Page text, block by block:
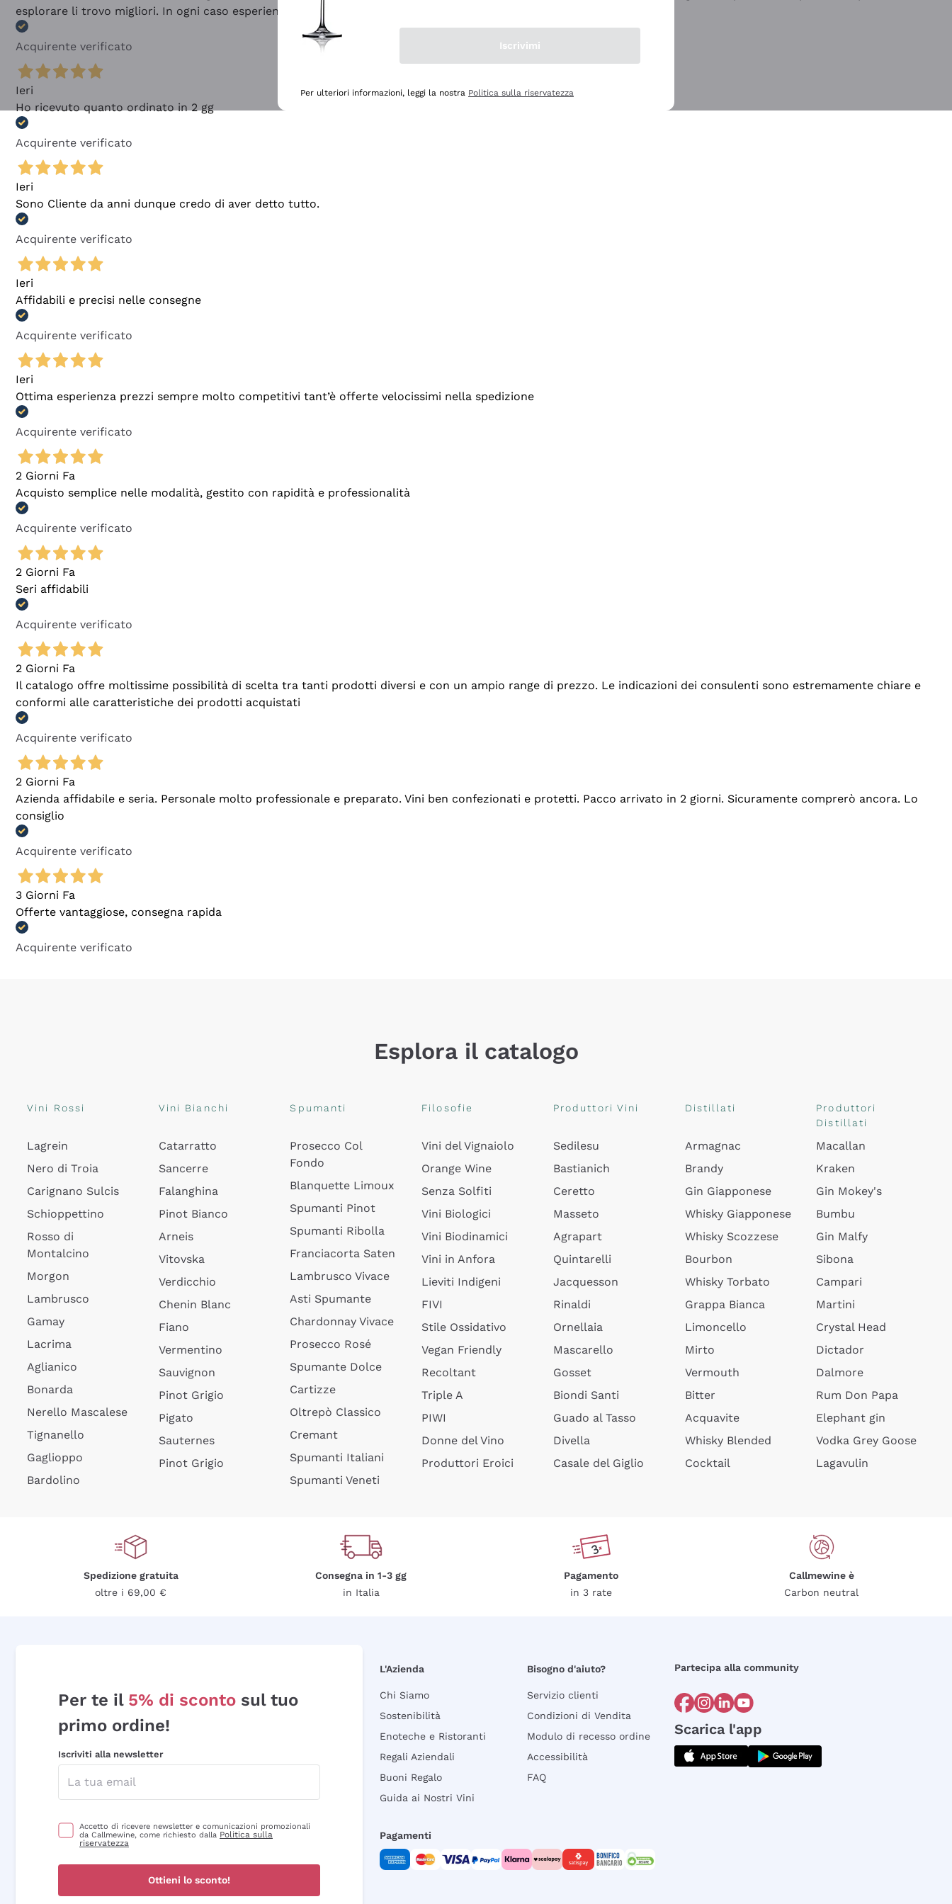
esplorare li trovo migliori. In ogni caso esperienza buona e lo consiglio! 👍
Acquirente verificato
Ieri
Ho ricevuto quanto ordinato in 2 gg
Acquirente verificato
Ieri
Sono Cliente da anni dunque credo di aver detto tutto.
Acquirente verificato
Ieri
Affidabili e precisi nelle consegne
Acquirente verificato
Ieri
Ottima esperienza prezzi sempre molto competitivi tant’è offerte velocissimi nella spedizione
Acquirente verificato
2 Giorni Fa
Acquisto semplice nelle modalità, gestito con rapidità e professionalità
Acquirente verificato
2 Giorni Fa
Seri affidabili
Acquirente verificato
2 Giorni Fa
Il catalogo offre moltissime possibilità di scelta tra tanti prodotti diversi e con un ampio range di prezzo. Le indicazioni dei consulenti sono estremamente chiare e
conformi alle caratteristiche dei prodotti acquistati
Acquirente verificato
2 Giorni Fa
Azienda affidabile e seria. Personale molto professionale e preparato. Vini ben confezionati e protetti. Pacco arrivato in 2 giorni. Sicuramente comprerò ancora. Lo
consiglio
Acquirente verificato
3 Giorni Fa
Offerte vantaggiose, consegna rapida
Acquirente verificato
Esplora il catalogo
Vini Rossi
Lagrein
Nero di Troia
Carignano Sulcis
Schioppettino
Rosso di
Montalcino
Morgon
Lambrusco
Gamay
Lacrima
Aglianico
Bonarda
Nerello Mascalese
Tignanello
Gaglioppo
Bardolino
Vini Bianchi
Catarratto
Sancerre
Falanghina
Pinot Bianco
Arneis
Vitovska
Verdicchio
Chenin Blanc
Fiano
Vermentino
Sauvignon
Pinot Grigio
Pigato
Sauternes
Pinot Grigio
Spumanti
Prosecco Col
Fondo
Blanquette Limoux
Spumanti Pinot
Spumanti Ribolla
Franciacorta Saten
Lambrusco Vivace
Asti Spumante
Chardonnay Vivace
Prosecco Rosé
Spumante Dolce
Cartizze
Oltrepò Classico
Cremant
Spumanti Italiani
Spumanti Veneti
Filosofie
Vini del Vignaiolo
Orange Wine
Senza Solfiti
Vini Biologici
Vini Biodinamici
Vini in Anfora
Lieviti Indigeni
FIVI
Stile Ossidativo
Vegan Friendly
Recoltant
Triple A
PIWI
Donne del Vino
Produttori Eroici
Produttori Vini
Sedilesu
Bastianich
Ceretto
Masseto
Agrapart
Quintarelli
Jacquesson
Rinaldi
Ornellaia
Mascarello
Gosset
Biondi Santi
Guado al Tasso
Divella
Casale del Giglio
Distillati
Armagnac
Brandy
Gin Giapponese
Whisky Giapponese
Whisky Scozzese
Bourbon
Whisky Torbato
Grappa Bianca
Limoncello
Mirto
Vermouth
Bitter
Acquavite
Whisky Blended
Cocktail
Produttori
Distillati
Macallan
Kraken
Gin Mokey's
Bumbu
Gin Malfy
Sibona
Campari
Martini
Crystal Head
Dictador
Dalmore
Rum Don Papa
Elephant gin
Vodka Grey Goose
Lagavulin
Spedizione gratuita
oltre i 69,00 €
Consegna in 1-3 gg
in Italia
Pagamento
in 3 rate
Callmewine è
Carbon neutral
Per te il 5% di sconto sul tuo
primo ordine!
Iscriviti alla newsletter
Accetto di ricevere newsletter e comunicazioni promozionali
da Callmewine, come richiesto dalla Politica sulla
riservatezza
Ottieni lo sconto!
L'Azienda
Chi Siamo
Sostenibilità
Enoteche e Ristoranti
Regali Aziendali
Buoni Regalo
Guida ai Nostri Vini
Bisogno d'aiuto?
Servizio clienti
Condizioni di Vendita
Modulo di recesso ordine
Accessibilità
FAQ
Partecipa alla community
Scarica l'app
Pagamenti
Iscrivimi
Per ulteriori informazioni, leggi la nostra Politica sulla riservatezza